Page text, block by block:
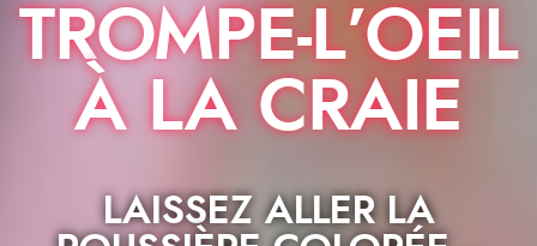
TROMPE-L’OEIL
À LA CRAIE
LAISSEZ ALLER LA